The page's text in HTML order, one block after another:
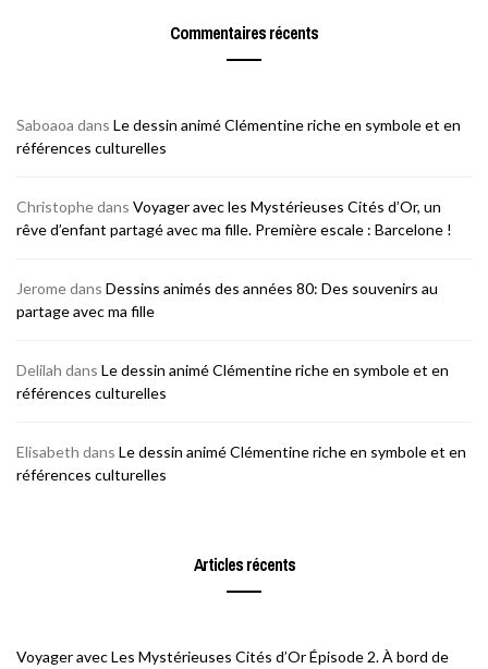
Commentaires récents
Saboaoa dans Le dessin animé Clémentine riche en symbole et en
références culturelles
Christophedans Voyager avec les Mystérieuses Cités d’Or, un
rêve d’enfant partagé avec ma fille. Première escale : Barcelone !
Jeromedans Dessins animés des années 80: Des souvenirs au
partage avec ma fille
Delilah dans Le dessin animé Clémentine riche en symbole et en
références culturelles
Elisabeth dans Le dessin animé Clémentine riche en symbole et en
références culturelles
Articles récents
Voyager avec Les Mystérieuses Cités d’Or Épisode 2. À bord de